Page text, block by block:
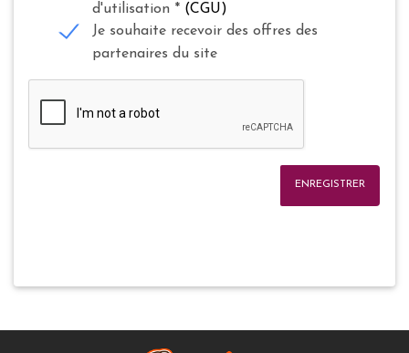
d'utilisation * (CGU)
Je souhaite recevoir des offres des
partenaires du site
ENREGISTRER